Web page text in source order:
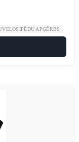
APĢĒRBS